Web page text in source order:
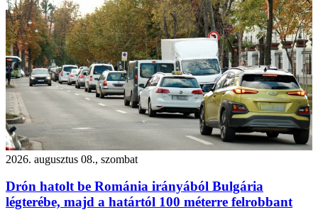
2026. augusztus 08., szombat
Drón hatolt be Románia irányából Bulgária
légterébe, majd a határtól 100 méterre felrobbant